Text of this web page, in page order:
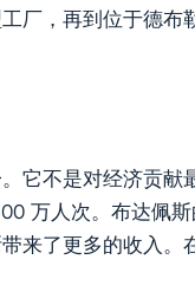
厂，再到位于德布
它不是对经济贡
万人次。布达佩
来了更多的收入